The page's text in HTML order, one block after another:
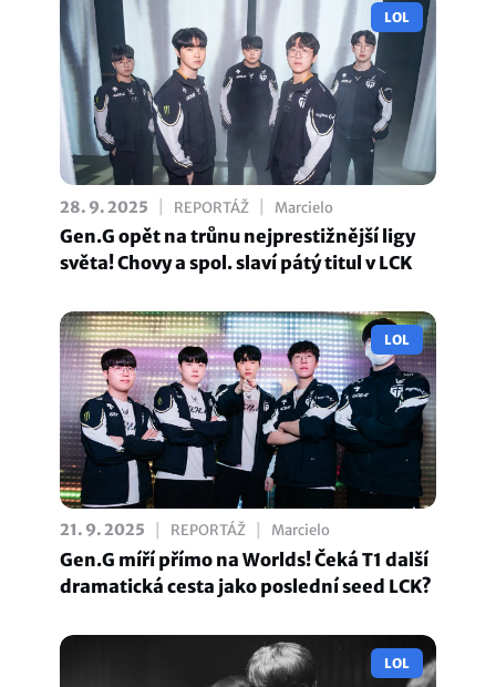
LOL
28. 9. 2025 REPORTÁŽ Marcielo
Gen.G opět na trůnu nejprestižnější ligy
světa! Chovy a spol. slaví pátý titul v LCK
LOL
21. 9. 2025 REPORTÁŽ Marcielo
Gen.G míří přímo na Worlds! Čeká T1 další
dramatická cesta jako poslední seed LCK?
LOL